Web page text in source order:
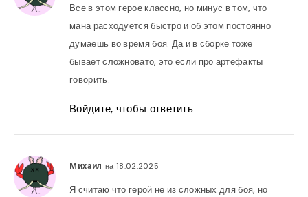
Все в этом герое классно, но минус в том, что
мана расходуется быстро и об этом постоянно
думаешь во время боя. Да и в сборке тоже
бывает сложновато, это если про артефакты
говорить.
Войдите, чтобы ответить
Михаил на 18.02.2025
Я считаю что герой не из сложных для боя, но